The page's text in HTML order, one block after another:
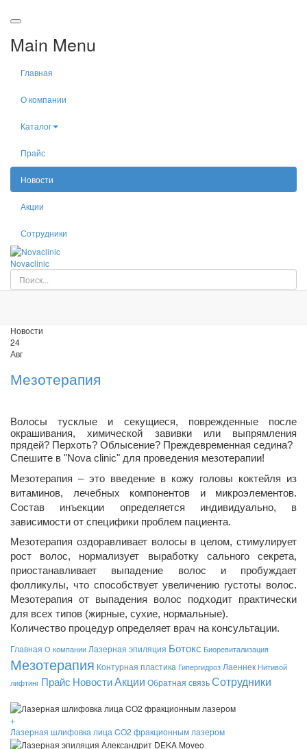
Main Menu
Главная
О компании
Каталог
Прайс
Новости
Акции
Сотрудники
Novaclinic
Искать...
Новости
24
Авг
Мезотерапия
Волосы тусклые и секущиеся, поврежденные после
окрашивания, химической завивки или выпрямления
прядей? Перхоть? Облысение? Преждевременная седина?
Спешите в "Nova clinic" для проведения мезотерапии!
Мезотерапия – это введение в кожу головы коктейля из
витаминов, лечебных компонентов и микроэлементов.
Состав инъекции определяется индивидуально, в
зависимости от специфики проблем пациента.
Мезотерапия оздоравливает волосы в целом, стимулирует
рост волос, нормализует выработку сального секрета,
приостанавливает выпадение волос и пробуждает
фолликулы, что способствует увеличению густоты волос.
Мезотерапия от выпадения волос подходит практически
для всех типов (жирные, сухие, нормальные).
Количество процедур определяет врач на консультации.
Главная О компании Лазерная эпиляция Ботокс Биоревитализация
Мезотерапия Контурная пластика Гипергидроз Лаеннек Нитивой
лифтинг Прайс НовостиАкции Обратная связьСотрудники
+
Лазерная шлифовка лица CO2 фракционным лазером